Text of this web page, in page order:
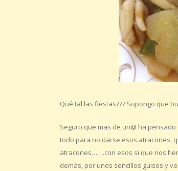
Qué tal las fiestas??? Supongo que
Seguro que mas de un@ ha
todo para no darse esos atracones,
atracones…….con esos si que nos
demás, por unos sencillos guisos y